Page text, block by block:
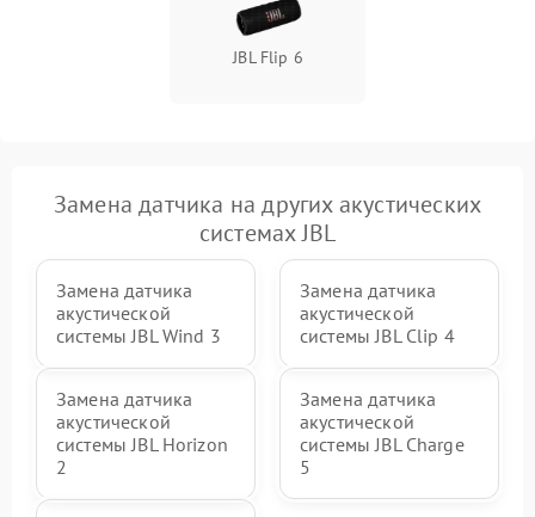
JBL Flip 6
Замена датчика на других акустических
системах JBL
Замена датчика
акустической
системы JBL Wind 3
Замена датчика
акустической
системы JBL Clip 4
Замена датчика
акустической
системы JBL Horizon
2
Замена датчика
акустической
системы JBL Charge
5